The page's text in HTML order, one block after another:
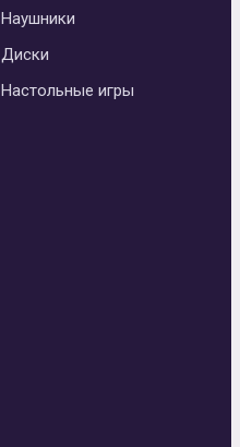
Наушники
Диски
Настольные игры